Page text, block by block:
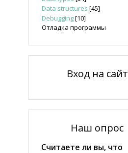
Data structures [45]
Debugging[10]
Отладка программы
Вход на сайт
Наш опрос
Считаете ли вы, что